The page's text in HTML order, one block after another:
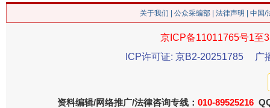
关于我们 公众采编部 法律声明 | 中国
京ICP备11011765号1至
ICP许可证: 京B2-20251785
广
资料编辑/网络推广/法律咨询专线： 010-89525216